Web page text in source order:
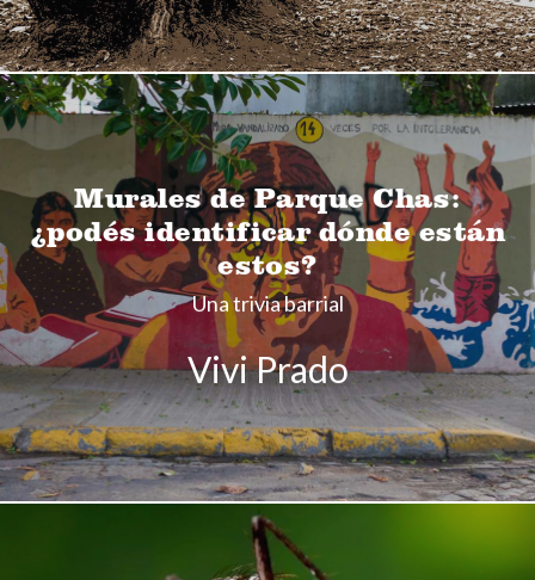
Murales de Parque Chas:
¿podés identificar dónde están
estos?
Una trivia barrial
Vivi Prado